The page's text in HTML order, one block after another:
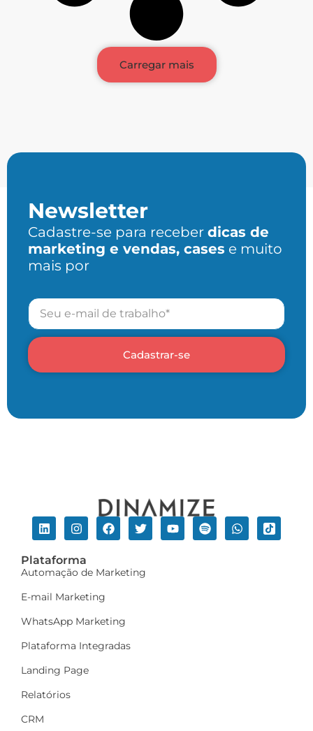
Carregar mais
Newsletter
Cadastre-se para receber dicas de
marketing e vendas, cases e muito
mais por
Cadastrar-se
Plataforma
Automação de Marketing
E-mail Marketing
WhatsApp Marketing
Plataforma Integradas
Landing Page
Relatórios
CRM